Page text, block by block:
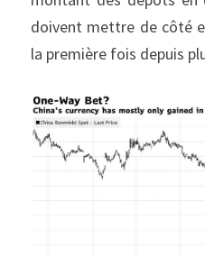
doivent mettre de côté
la première fois depuis